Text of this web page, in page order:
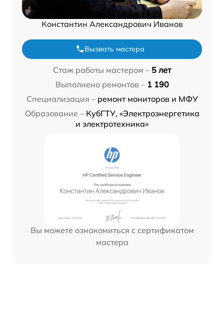
Константин Александрович Иванов
Вызвать мастера
Стаж работы мастером – 5 лет
Выполнено ремонтов – 1 190
Специализация – ремонт мониторов и МФУ
Образование – КубГТУ, «Электроэнергетика
и электротехника»
Вы можете ознакомиться с сертификатом
мастера